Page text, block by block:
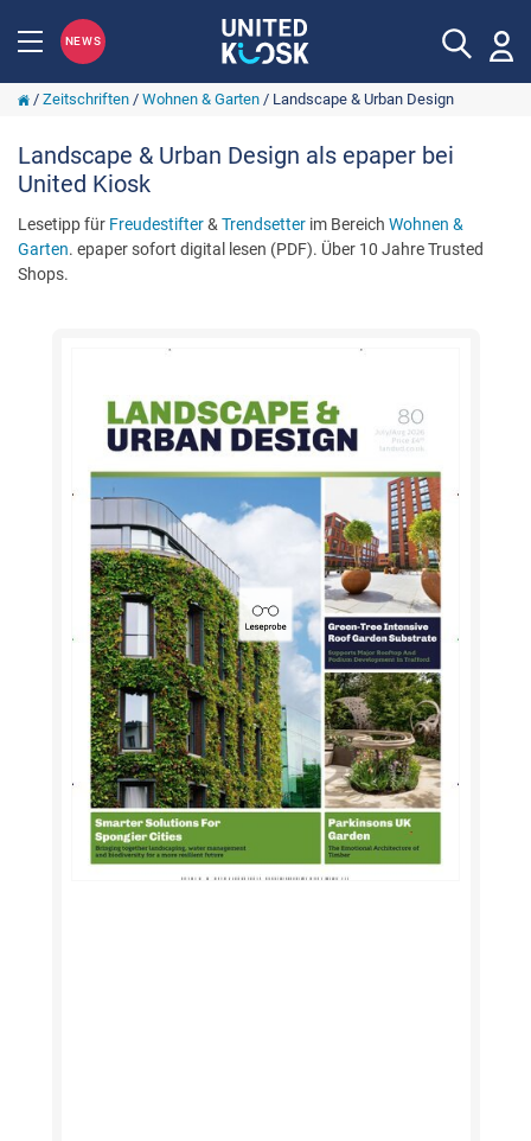
NEWS
/ Zeitschriften/ Wohnen & Garten/ Landscape & Urban Design
Landscape & Urban Design als epaper bei
United Kiosk
Lesetipp für Freudestifter& Trendsetter im Bereich Wohnen &
Garten. epaper sofort digital lesen (PDF). Über 10 Jahre Trusted
Shops.